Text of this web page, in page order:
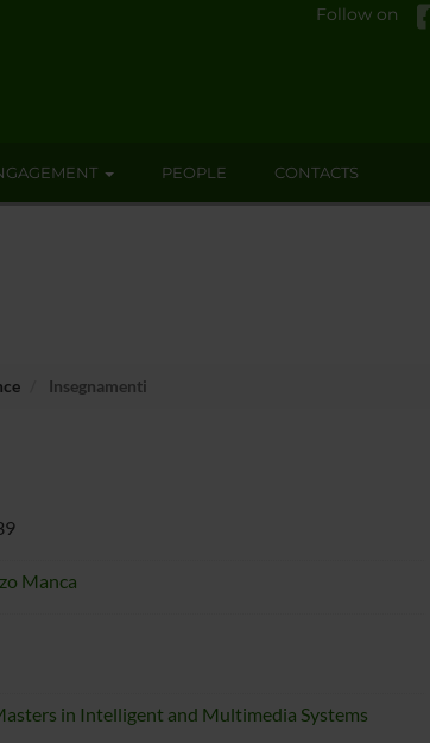
Follow on
PEOPLE CONTACTS
Insegnamenti
Manca
in Intelligent and Multimedia Systems